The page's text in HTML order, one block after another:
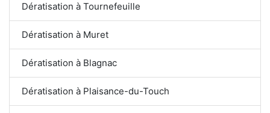
Dératisation à Tournefeuille
Dératisation à Muret
Dératisation à Blagnac
Dératisation à Plaisance-du-Touch